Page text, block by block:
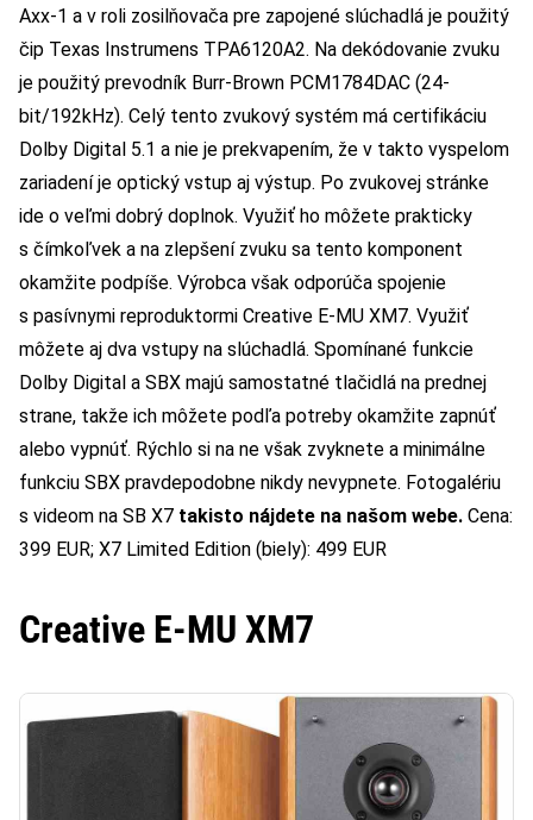
Axx-1 a v roli zosilňovača pre zapojené slúchadlá je použitý
čip Texas Instrumens TPA6120A2. Na dekódovanie zvuku
je použitý prevodník Burr-Brown PCM1784DAC (24-
bit/192kHz). Celý tento zvukový systém má certifikáciu
Dolby Digital 5.1 a nie je prekvapením, že v takto vyspelom
zariadení je optický vstup aj výstup. Po zvukovej stránke
ide o veľmi dobrý doplnok. Využiť ho môžete prakticky
s čímkoľvek a na zlepšení zvuku sa tento komponent
okamžite podpíše. Výrobca však odporúča spojenie
s pasívnymi reproduktormi Creative E-MU XM7. Využiť
môžete aj dva vstupy na slúchadlá. Spomínané funkcie
Dolby Digital a SBX majú samostatné tlačidlá na prednej
strane, takže ich môžete podľa potreby okamžite zapnúť
alebo vypnúť. Rýchlo si na ne však zvyknete a minimálne
funkciu SBX pravdepodobne nikdy nevypnete. Fotogalériu
s videom na SB X7 takisto nájdete na našom webe. Cena:
399 EUR; X7 Limited Edition (biely): 499 EUR
Creative E-MU XM7